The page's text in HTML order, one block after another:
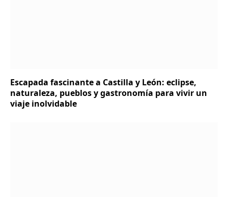
Escapada fascinante a Castilla y León: eclipse,
naturaleza, pueblos y gastronomía para vivir un
viaje inolvidable